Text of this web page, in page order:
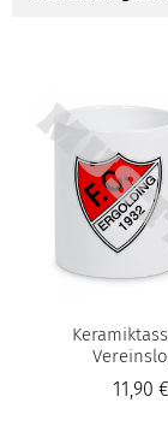
11,90 €